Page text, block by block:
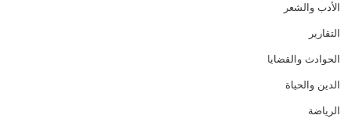
الأدب والشعر
التقارير
الحوادث والقضايا
الدين والحياة
الرياضة